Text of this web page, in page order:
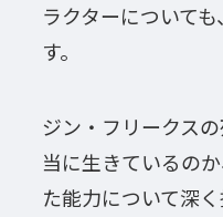
ラクターについて
す。
ジン・フリークス
当に生きているの
た能力について深